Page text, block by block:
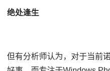
绝处逢生
但有分析师认为，对于当前